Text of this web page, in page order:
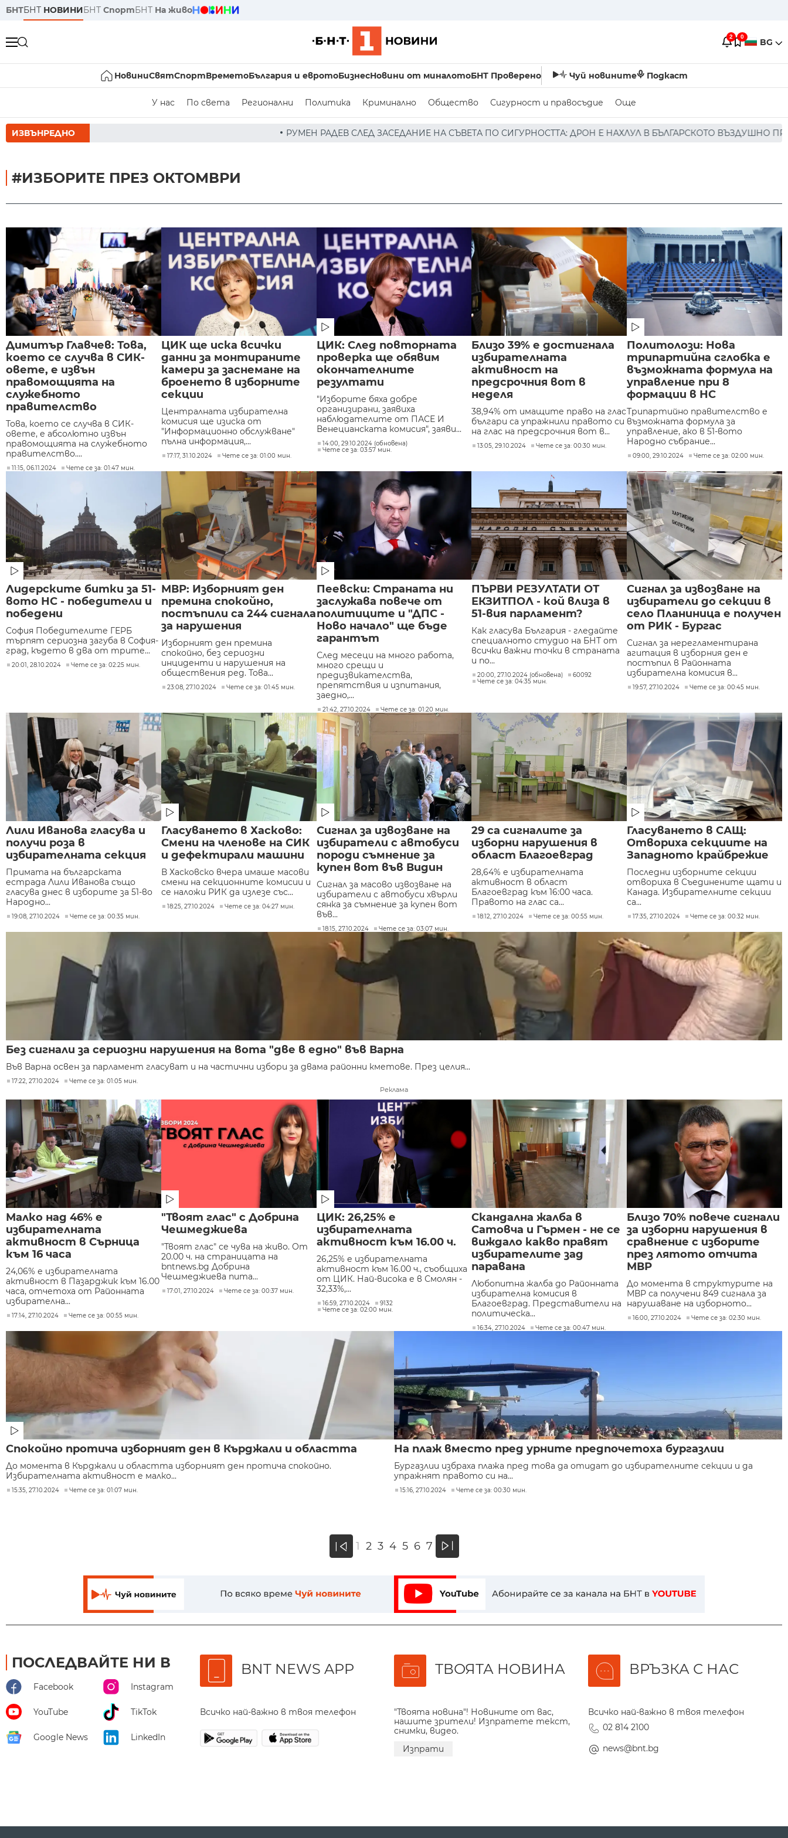
БНТБНТ НОВИНИБНТ СпортБНТ На живо
2 0 BG
НовиниСвятСпортВреметоБългария и евротоБизнесНовини от миналотоБНТ Проверено Чуй новините Подкаст
У нас По света Регионални Политика Криминално Общество Сигурност и правосъдие Още
ИЗВЪНРЕДНО РУМЕН РАДЕВ СЛЕД ЗАСЕДАНИЕ НА СЪВЕТА ПО СИГУРНОСТТА: ДРОН Е НАХЛУЛ В БЪЛГАРСКОТО ВЪЗДУШНО ПРОСТРАНСТВО * * *
#ИЗБОРИТЕ ПРЕЗ ОКТОМВРИ
Димитър Главчев: Това,
което се случва в СИК-
овете, е извън
правомощията на
служебното
правителство
Това, което се случва в СИК-
овете, е абсолютно извън
правомощията на служебното
правителство....
11:15, 06.11.2024 Чете се за: 01:47 мин.
ЦИК ще иска всички
данни за монтираните
камери за заснемане на
броенето в изборните
секции
Централната избирателна
комисия ще изиска от
"Информационно обслужване"
пълна информация,...
17:17, 31.10.2024 Чете се за: 01:00 мин.
ЦИК: След повторната
проверка ще обявим
окончателните
резултати
"Изборите бяха добре
организирани, заявиха
наблюдателите от ПАСЕ И
Венецианската комисия", заяви...
14:00, 29.10.2024 (обновена)
Чете се за: 03:57 мин.
Близо 39% е достигнала
избирателната
активност на
предсрочния вот в
неделя
38,94% от имащите право на глас
българи са упражнили правото си
на глас на предсрочния вот в...
13:05, 29.10.2024 Чете се за: 00:30 мин.
Политолози: Нова
трипартийна сглобка е
възможната формула на
управление при 8
формации в НС
Трипартийно правителство е
възможната формула за
управление, ако в 51-вото
Народно събрание...
09:00, 29.10.2024 Чете се за: 02:00 мин.
Лидерските битки за 51-
вото НС - победители и
победени
София Победителите ГЕРБ
търпят сериозна загуба в София-
град, където в два от трите...
20:01, 28.10.2024 Чете се за: 02:25 мин.
МВР: Изборният ден
премина спокойно,
постъпили са 244 сигнала
за нарушения
Изборният ден премина
спокойно, без сериозни
инциденти и нарушения на
обществения ред. Това...
23:08, 27.10.2024 Чете се за: 01:45 мин.
Пеевски: Страната ни
заслужава повече от
политиците и "ДПС -
Ново начало" ще бъде
гарантът
След месеци на много работа,
много срещи и
предизвикателства,
препятствия и изпитания,
заедно,...
21:42, 27.10.2024 Чете се за: 01:20 мин.
ПЪРВИ РЕЗУЛТАТИ ОТ
ЕКЗИТПОЛ - кой влиза в
51-вия парламент?
Как гласува България - гледайте
специалното студио на БНТ от
всички важни точки в страната
и по...
20:00, 27.10.2024 (обновена)
60092
Чете се за: 04:35 мин.
Сигнал за извозване на
избиратели до секции в
село Планиница е получен
от РИК - Бургас
Сигнал за нерегламентирана
агитация в изборния ден е
постъпил в Районната
избирателна комисия в...
19:57, 27.10.2024 Чете се за: 00:45 мин.
Лили Иванова гласува и
получи роза в
избирателната секция
Примата на българската
естрада Лили Иванова също
гласува днес в изборите за 51-во
Народно...
19:08, 27.10.2024 Чете се за: 00:35 мин.
Гласуването в Хасково:
Смени на членове на СИК
и дефектирали машини
В Хасковско вчера имаше масови
смени на секционните комисии и
се наложи РИК да излезе със...
18:25, 27.10.2024 Чете се за: 04:27 мин.
Сигнал за извозване на
избиратели с автобуси
породи съмнение за
купен вот във Видин
Сигнал за масово извозване на
избиратели с автобуси хвърли
сянка за съмнение за купен вот
във...
18:15, 27.10.2024 Чете се за: 03:07 мин.
29 са сигналите за
изборни нарушения в
област Благоевград
28,64% е избирателната
активност в област
Благоевград към 16:00 часа.
Правото на глас са...
18:12, 27.10.2024 Чете се за: 00:55 мин.
Гласуването в САЩ:
Отвориха секциите на
Западното крайбрежие
Последни изборните секции
отвориха в Съединените щати и
Канада. Избирателните секции
са...
17:35, 27.10.2024 Чете се за: 00:32 мин.
Без сигнали за сериозни нарушения на вота "две в едно" във Варна
Във Варна освен за парламент гласуват и на частични избори за двама районни кметове. През целия...
17:22, 27.10.2024 Чете се за: 01:05 мин.
Реклама
Малко над 46% е
избирателната
активност в Сърница
към 16 часа
24,06% е избирателната
активност в Пазарджик към 16.00
часа, отчетоха от Районната
избирателна...
17:14, 27.10.2024 Чете се за: 00:55 мин.
"Твоят глас" с Добрина
Чешмеджиева
"Твоят глас" се чува на живо. От
20.00 ч. на страницата на
bntnews.bg Добрина
Чешмеджиева пита...
17:01, 27.10.2024 Чете се за: 00:37 мин.
ЦИК: 26,25% е
избирателната
активност към 16.00 ч.
26,25% е избирателната
активност към 16.00 ч., съобщиха
от ЦИК. Най-висока е в Смолян -
32,33%,...
16:59, 27.10.2024
9132
Чете се за: 02:00 мин.
Скандална жалба в
Сатовча и Гърмен - не се
виждало какво правят
избирателите зад
паравана
Любопитна жалба до Районната
избирателна комисия в
Благоевград. Представители на
политическа...
16:34, 27.10.2024 Чете се за: 00:47 мин.
Близо 70% повече сигнали
за изборни нарушения в
сравнение с изборите
през лятото отчита
МВР
До момента в структурите на
МВР са получени 849 сигнала за
нарушаване на изборното...
16:00, 27.10.2024 Чете се за: 02:30 мин.
Спокойно протича изборният ден в Кърджали и областта
До момента в Кърджали и областта изборният ден протича спокойно.
Избирателната активност е малко...
15:35, 27.10.2024 Чете се за: 01:07 мин.
На плаж вместо пред урните предпочетоха бургазлии
Бургазлии избраха плажа пред това да отидат до избирателните секции и да
упражнят правото си на...
15:16, 27.10.2024 Чете се за: 00:30 мин.
« 1 2 3 4 5 6 7 »
ПОСЛЕДВАЙТЕ НИ В
Facebook Instagram
YouTube TikTok
Google News LinkedIn
BNT NEWS APP
Всичко най-важно в твоя телефон
ТВОЯТА НОВИНА
"Твоята новина"! Новините от вас,
нашите зрители! Изпратете текст,
снимки, видео.
Изпрати
ВРЪЗКА С НАС
Всичко най-важно в твоя телефон
02 814 2100
news@bnt.bg